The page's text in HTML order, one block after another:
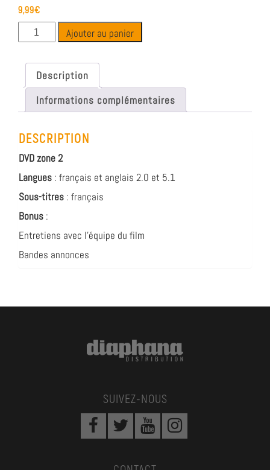
9,99€
Ajouter au panier
Description
Informations complémentaires
DESCRIPTION
DVD zone 2
Langues : français et anglais 2.0 et 5.1
Sous-titres : français
Bonus :
Entretiens avec l’équipe du film
Bandes annonces
SUIVEZ-NOUS